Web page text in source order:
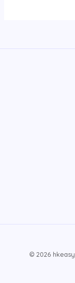
© 2026